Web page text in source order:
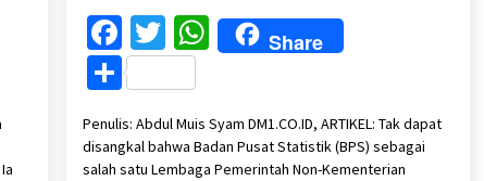
Facebook
Twitter
WhatsApp
Share
Share
Penulis: Abdul Muis Syam DM1.CO.ID, ARTIKEL: Tak dapat
disangkal bahwa Badan Pusat Statistik (BPS) sebagai
salah satu Lembaga Pemerintah Non-Kementerian